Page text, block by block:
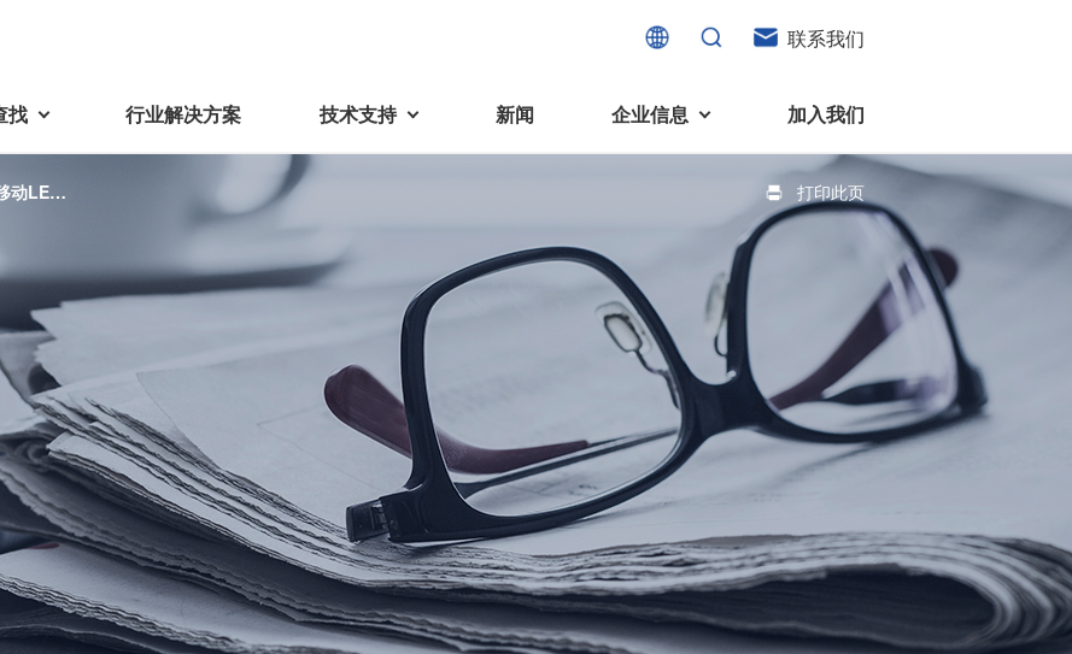
联系我们
找 行业解决方案 技术支持 新闻 企业信息 加入我们
着产业升级，机器人的智能化
研发面临更多的挑战。美蓓亚三
散热风扇、无刷直流电机、
力传感器、锂离子电池IC、
轴承可应用于机器人手、
、工业机器人、教育机器人
域，帮助实现机器人的智能
工业及商业
美蓓亚三美的微型滚珠轴承、电
机产品、传感器广泛应用于各种
工业设备和商业设备的控制定
位、送风、搬运、旋转装置等部
位。此外，电动工具中也大量使
用了NMB微型滚珠轴承。
家电、消费电子及住宅设备
消费者与智能家居、穿戴电子、
家电、智能设备之间的联系愈发
紧密。美蓓亚三美为行业领先的
消费电子和家电制造商提供优质
的滚珠轴承、电机、锂离子电池
芯片、开关、线性马达、相机马
达等零部件。
机械加工品
机械组件
固件
Wavy Nozzle 威诺泽
器
线性振动马达（LRA）
器电动开关电机
率
电子产品
LCD面板用背光模组
功率电感器、变压器、线圈
转向传感器用线圈
功率电感器
变压器
电源
电机
液态轴承马达 (FDB电机)
旋转变压器
直流有刷电机
直流无刷电机
步进电机
微型充气泵电机
连接器
HSD连接器
产品问答 产品百科
亚三美在中国
区概况
国驻地
联系我们
经销商
采购
采购交易基本原则
环保绿色采购活动
CSR采购
新供应商登录流程
原材料采购申请表
品质管理/保证
可持续发展
企业社会责任
社会贡献
环境保护
动LED
打印此页